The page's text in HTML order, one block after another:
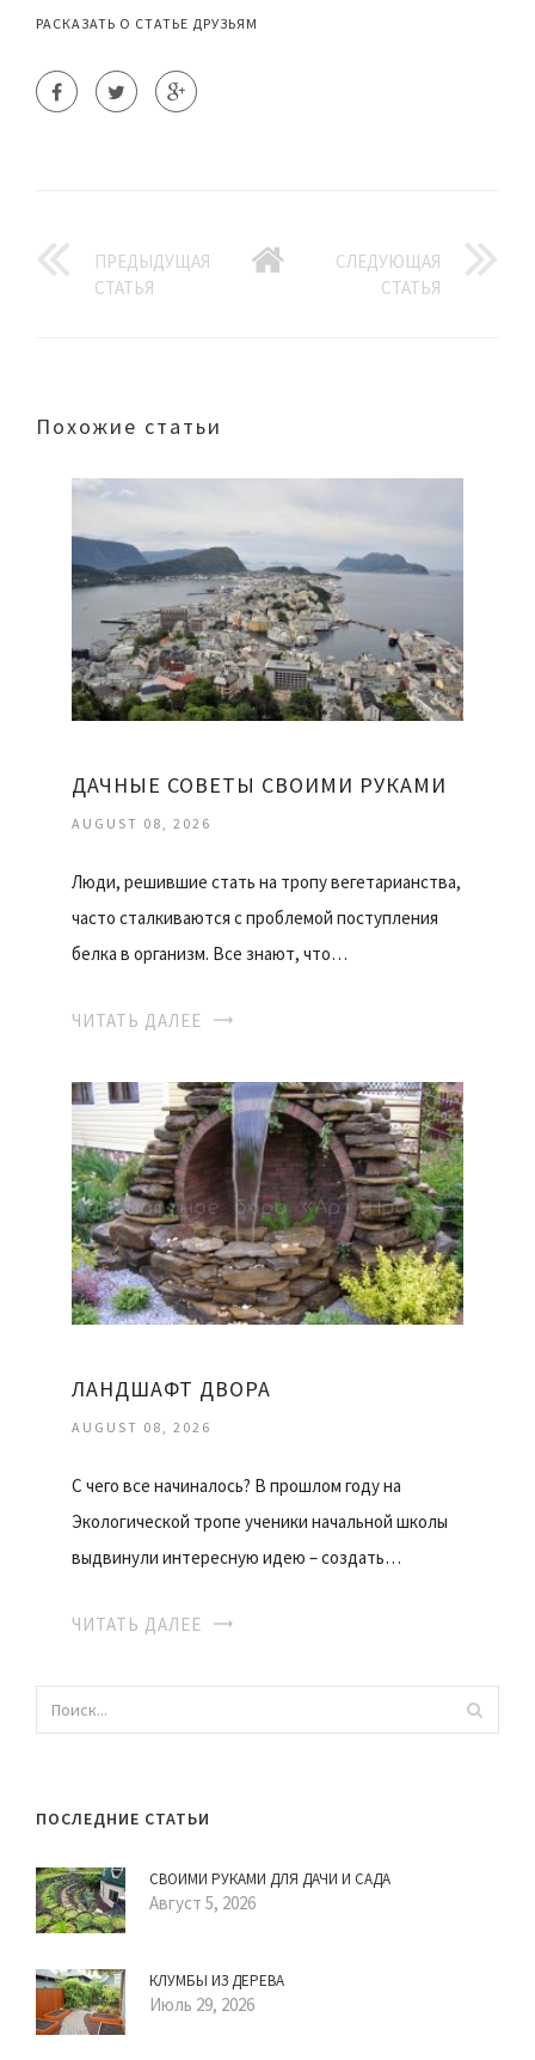
РАСКАЗАТЬ О СТАТЬЕ ДРУЗЬЯМ
ПРЕДЫДУЩАЯ
СТАТЬЯ
СЛЕДУЮЩАЯ
СТАТЬЯ
Похожие статьи
ДАЧНЫЕ СОВЕТЫ СВОИМИ РУКАМИ
AUGUST 08, 2026
Люди, решившие стать на тропу вегетарианства,
часто сталкиваются с проблемой поступления
белка в организм. Все знают, что…
ЧИТАТЬ ДАЛЕЕ
ЛАНДШАФТ ДВОРА
AUGUST 08, 2026
С чего все начиналось? В прошлом году на
Экологической тропе ученики начальной школы
выдвинули интересную идею – создать…
ЧИТАТЬ ДАЛЕЕ
ПОСЛЕДНИЕ СТАТЬИ
СВОИМИ РУКАМИ ДЛЯ ДАЧИ И САДА
Август 5, 2026
КЛУМБЫ ИЗ ДЕРЕВА
Июль 29, 2026